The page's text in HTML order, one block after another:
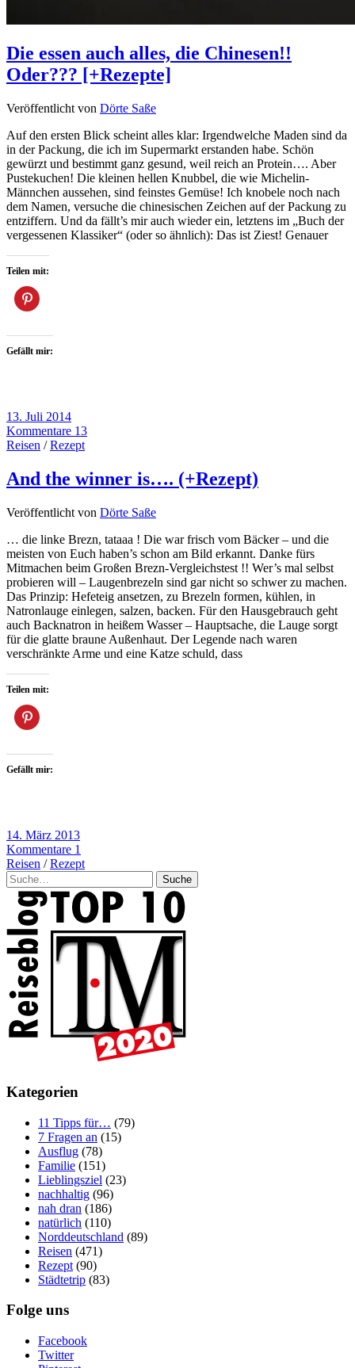
Die essen auch alles, die Chinesen!!
Oder??? [+Rezepte]
Veröffentlicht von Dörte Saße
Auf den ersten Blick scheint alles klar: Irgendwelche Maden sind da
in der Packung, die ich im Supermarkt erstanden habe. Schön
gewürzt und bestimmt ganz gesund, weil reich an Protein…. Aber
Pustekuchen! Die kleinen hellen Knubbel, die wie Michelin-
Männchen aussehen, sind feinstes Gemüse! Ich knobele noch nach
dem Namen, versuche die chinesischen Zeichen auf der Packung zu
entziffern. Und da fällt’s mir auch wieder ein, letztens im „Buch der
vergessenen Klassiker“ (oder so ähnlich): Das ist Ziest! Genauer
Teilen mit:
Gefällt mir:
13. Juli 2014
Kommentare 13
Reisen /Rezept
And the winner is…. (+Rezept)
Veröffentlicht von Dörte Saße
… die linke Brezn, tataaa ! Die war frisch vom Bäcker – und die
meisten von Euch haben’s schon am Bild erkannt. Danke fürs
Mitmachen beim Großen Brezn-Vergleichstest !! Wer’s mal selbst
probieren will – Laugenbrezeln sind gar nicht so schwer zu machen.
Das Prinzip: Hefeteig ansetzen, zu Brezeln formen, kühlen, in
Natronlauge einlegen, salzen, backen. Für den Hausgebrauch geht
auch Backnatron in heißem Wasser – Hauptsache, die Lauge sorgt
für die glatte braune Außenhaut. Der Legende nach waren
verschränkte Arme und eine Katze schuld, dass
Teilen mit:
Gefällt mir:
14. März 2013
Kommentare 1
Reisen /Rezept
Suche
Kategorien
11 Tipps für… (79)
7 Fragen an (15)
Ausflug (78)
Familie (151)
Lieblingsziel (23)
nachhaltig (96)
nah dran (186)
natürlich (110)
Norddeutschland (89)
Reisen (471)
Rezept (90)
Städtetrip (83)
Folge uns
Facebook
Twitter